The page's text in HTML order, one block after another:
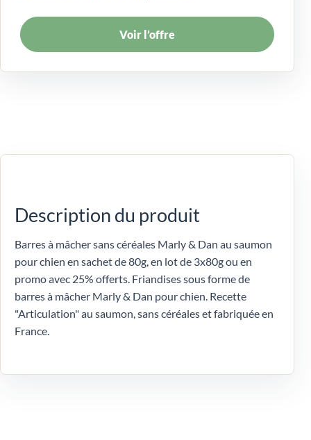
Voir l’offre
Description du produit
Barres à mâcher sans céréales Marly & Dan au saumon
pour chien en sachet de 80g, en lot de 3x80g ou en
promo avec 25% offerts. Friandises sous forme de
barres à mâcher Marly & Dan pour chien. Recette
"Articulation" au saumon, sans céréales et fabriquée en
France.